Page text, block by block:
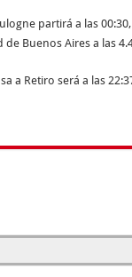
partirá a las
Buenos Aires a las
a Retiro será a las